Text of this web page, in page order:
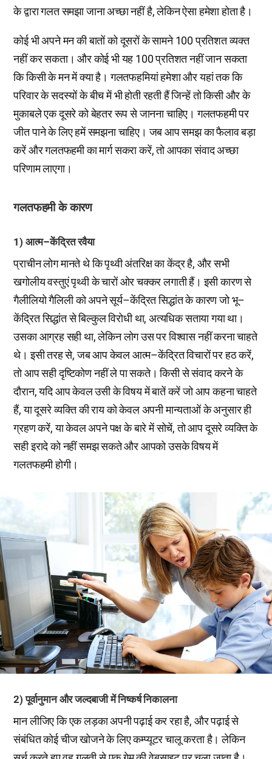
के द्वारा गलत समझा जाना अच्छा नहीं है, लेकिन ऐसा हमेशा होता है।
कोई भी अपने मन की बातों को दूसरों के सामने 100 प्रतिशत व्यक्त
नहीं कर सकता। और कोई भी यह 100 प्रतिशत नहीं जान सकता
कि किसी के मन में क्या है। गलतफहमियां हमेशा और यहां तक कि
परिवार के सदस्यों के बीच में भी होती रहती हैं जिन्हें तो किसी और के
मुकाबले एक दूसरे को बेहतर रूप से जानना चाहिए। गलतफहमी पर
जीत पाने के लिए हमें समझना चाहिए। जब आप समझ का फैलाव बड़ा
करें और गलतफहमी का मार्ग सकरा करें, तो आपका संवाद अच्छा
परिणाम लाएगा।
गलतफहमी के कारण
1) आत्म–केंद्रित रवैया
प्राचीन लोग मानते थे कि पृथ्वी अंतरिक्ष का केंद्र है, और सभी
खगोलीय वस्तुएं पृथ्वी के चारों ओर चक्कर लगाती हैं। इसी कारण से
गैलीलियो गैलिली को अपने सूर्य–केंद्रित सिद्धांत के कारण जो भू–
केंद्रित सिद्धांत से बिल्कुल विरोधी था, अत्यधिक सताया गया था।
उसका आग्रह सही था, लेकिन लोग उस पर विश्वास नहीं करना चाहते
थे। इसी तरह से, जब आप केवल आत्म–केंद्रित विचारों पर हठ करें,
तो आप सही दृष्टिकोण नहीं ले पा सकते। किसी से संवाद करने के
दौरान, यदि आप केवल उसी के विषय में बातें करें जो आप कहना चाहते
हैं, या दूसरे व्यक्ति की राय को केवल अपनी मान्यताओं के अनुसार ही
ग्रहण करें, या केवल अपने पक्ष के बारे में सोचें, तो आप दूसरे व्यक्ति के
सही इरादे को नहीं समझ सकते और आपको उसके विषय में
गलतफहमी होगी।
2) पूर्वानुमान और जल्दबाजी में निष्कर्ष निकालना
मान लीजिए कि एक लड़का अपनी पढ़ाई कर रहा है, और पढ़ाई से
संबंधित कोई चीज खोजने के लिए कम्प्यूटर चालू करता है। लेकिन